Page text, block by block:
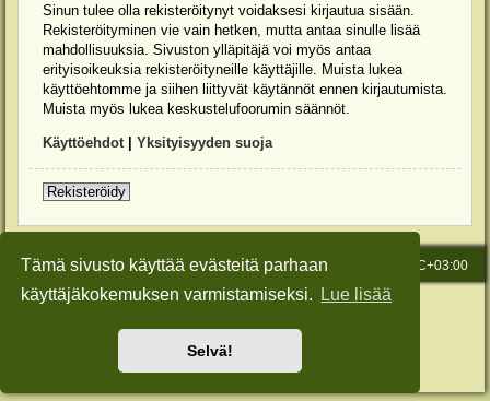
Tämä sivusto käyttää evästeitä parhaan
käyttäjäkokemuksen varmistamiseksi.
Lue lisää
Selvä!
Sinun tulee olla rekisteröitynyt voidaksesi kirjautua sisään.
Rekisteröityminen vie vain hetken, mutta antaa sinulle lisää
mahdollisuuksia. Sivuston ylläpitäjä voi myös antaa
erityisoikeuksia rekisteröityneille käyttäjille. Muista lukea
käyttöehtomme ja siihen liittyvät käytännöt ennen kirjautumista.
Muista myös lukea keskustelufoorumin säännöt.
Käyttöehdot| Yksityisyyden suoja
Rekisteröidy
Etusivu Kaikki ajat ovat UTC+03:00
Viesti Ylläpidolle
Keskustelufoorumin ohjelmistophpBB® Forum Software © phpBB Limited